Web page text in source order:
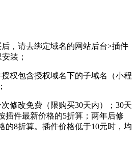
后，请去绑定域名的网站后台>插件
装；
权包含授权域名下的子域名（小程
修改免费（限购买30天内）；30天
插件最新价格的5折算；两年后修
的8折算。插件价格低于10元时，均